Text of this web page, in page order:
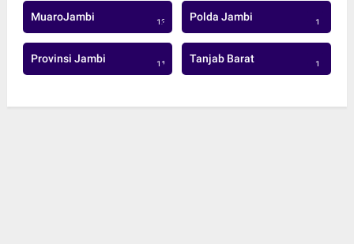
MuaroJambi 137 Polda Jambi 1
Provinsi Jambi 113 Tanjab Barat 1